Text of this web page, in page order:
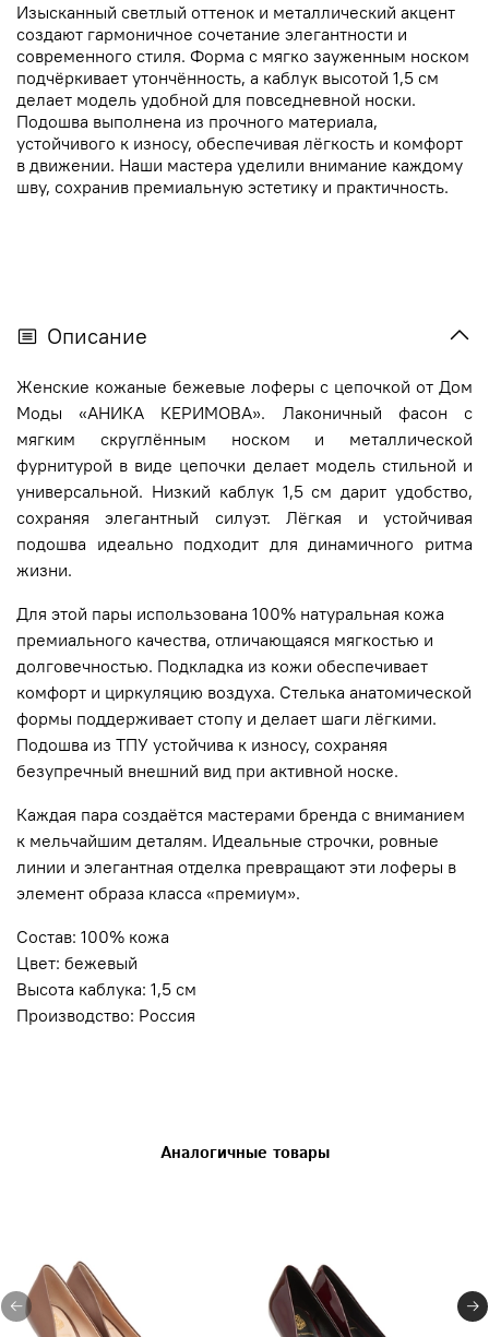
Изысканный светлый оттенок и металлический акцент
создают гармоничное сочетание элегантности и
современного стиля. Форма с мягко зауженным носком
подчёркивает утончённость, а каблук высотой 1,5 см
делает модель удобной для повседневной носки.
Подошва выполнена из прочного материала,
устойчивого к износу, обеспечивая лёгкость и комфорт
в движении. Наши мастера уделили внимание каждому
шву, сохранив премиальную эстетику и практичность.
Описание
Женские кожаные бежевые лоферы с цепочкой от Дом
Моды «АНИКА КЕРИМОВА». Лаконичный фасон с
мягким скруглённым носком и металлической
фурнитурой в виде цепочки делает модель стильной и
универсальной. Низкий каблук 1,5 см дарит удобство,
сохраняя элегантный силуэт. Лёгкая и устойчивая
подошва идеально подходит для динамичного ритма
жизни.
Для этой пары использована 100% натуральная кожа
премиального качества, отличающаяся мягкостью и
долговечностью. Подкладка из кожи обеспечивает
комфорт и циркуляцию воздуха. Стелька анатомической
формы поддерживает стопу и делает шаги лёгкими.
Подошва из ТПУ устойчива к износу, сохраняя
безупречный внешний вид при активной носке.
Каждая пара создаётся мастерами бренда с вниманием
к мельчайшим деталям. Идеальные строчки, ровные
линии и элегантная отделка превращают эти лоферы в
элемент образа класса «премиум».
Состав: 100% кожа
Цвет: бежевый
Высота каблука: 1,5 см
Производство: Россия
Аналогичные товары